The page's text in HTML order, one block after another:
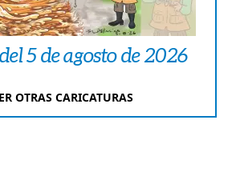
5 de agosto de 2026
OTRAS CARICATURAS